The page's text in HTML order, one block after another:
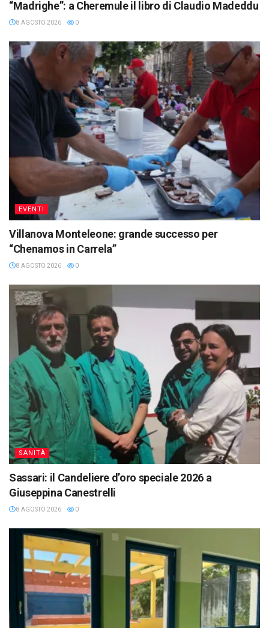
“Madrighe”: a Cheremule il libro di Claudio Madeddu
8 AGOSTO 2026 0
EVENTI
Villanova Monteleone: grande successo per
“Chenamos in Carrela”
8 AGOSTO 2026 0
SANITÀ
Sassari: il Candeliere d’oro speciale 2026 a
Giuseppina Canestrelli
8 AGOSTO 2026 0